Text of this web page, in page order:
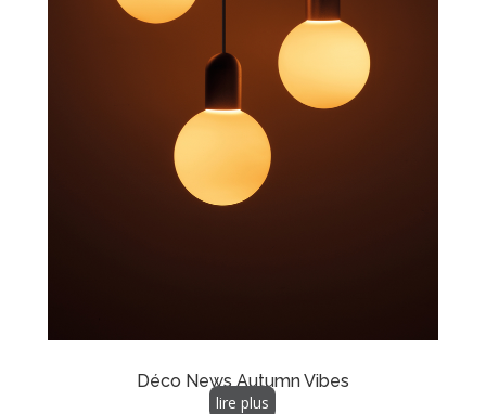
Déco News Autumn Vibes
lire plus